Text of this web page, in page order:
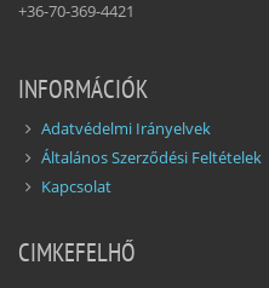
+36-70-369-4421
INFORMÁCIÓK
Adatvédelmi Irányelvek
Általános Szerződési Feltételek
Kapcsolat
CIMKEFELHŐ